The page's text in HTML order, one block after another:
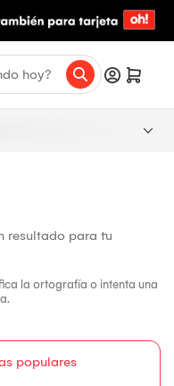
resultado para tu
la ortografía o intenta una
populares